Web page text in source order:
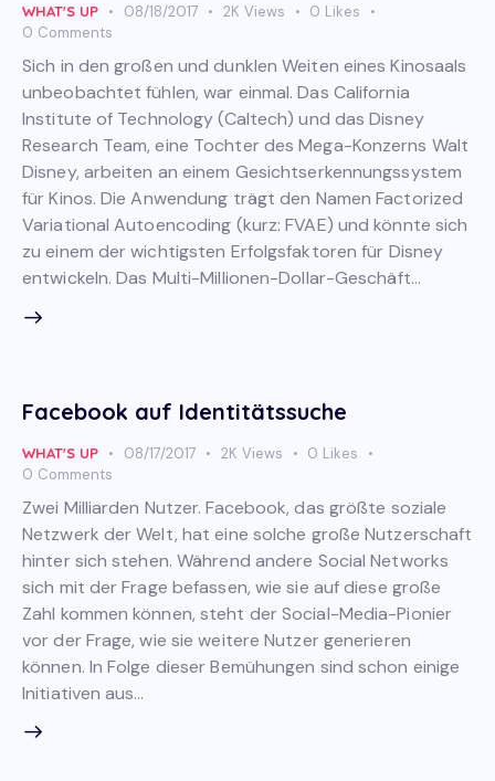
WHAT'S UP 08/18/2017 2K Views 0 Likes
0 Comments
Sich in den großen und dunklen Weiten eines Kinosaals
unbeobachtet fühlen, war einmal. Das California
Institute of Technology (Caltech) und das Disney
Research Team, eine Tochter des Mega-Konzerns Walt
Disney, arbeiten an einem Gesichtserkennungssystem
für Kinos. Die Anwendung trägt den Namen Factorized
Variational Autoencoding (kurz: FVAE) und könnte sich
zu einem der wichtigsten Erfolgsfaktoren für Disney
entwickeln. Das Multi-Millionen-Dollar-Geschäft…
Facebook auf Identitätssuche
WHAT'S UP 08/17/2017 2K Views 0 Likes
0 Comments
Zwei Milliarden Nutzer. Facebook, das größte soziale
Netzwerk der Welt, hat eine solche große Nutzerschaft
hinter sich stehen. Während andere Social Networks
sich mit der Frage befassen, wie sie auf diese große
Zahl kommen können, steht der Social-Media-Pionier
vor der Frage, wie sie weitere Nutzer generieren
können. In Folge dieser Bemühungen sind schon einige
Initiativen aus…